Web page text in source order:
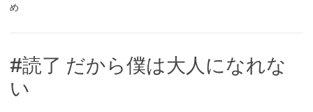
め
#読了 だから僕は大人になれな
い